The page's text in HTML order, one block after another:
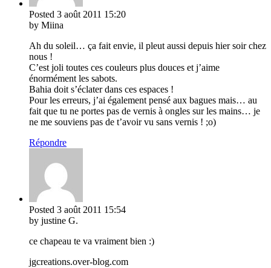
Posted 3 août 2011 15:20
by Miina
Ah du soleil… ça fait envie, il pleut aussi depuis hier soir chez
nous !
C’est joli toutes ces couleurs plus douces et j’aime
énormément les sabots.
Bahia doit s’éclater dans ces espaces !
Pour les erreurs, j’ai également pensé aux bagues mais… au
fait que tu ne portes pas de vernis à ongles sur les mains… je
ne me souviens pas de t’avoir vu sans vernis ! ;o)
Répondre
Posted 3 août 2011 15:54
by justine G.
ce chapeau te va vraiment bien :)
jgcreations.over-blog.com